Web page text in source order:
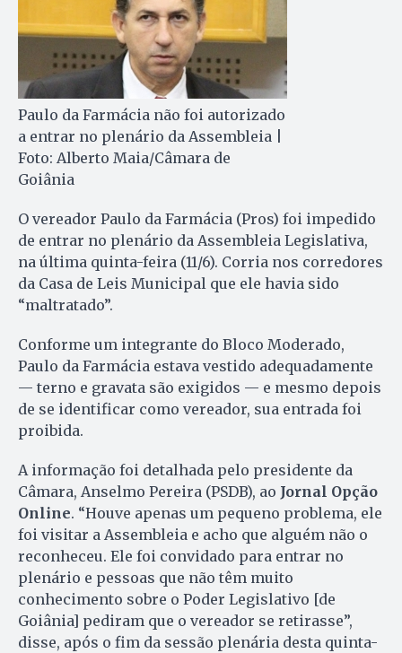
Paulo da Farmácia não foi autorizado
a entrar no plenário da Assembleia |
Foto: Alberto Maia/Câmara de
Goiânia
O vereador Paulo da Farmácia (Pros) foi impedido
de entrar no plenário da Assembleia Legislativa,
na última quinta-feira (11/6). Corria nos corredores
da Casa de Leis Municipal que ele havia sido
“maltratado”.
Conforme um integrante do Bloco Moderado,
Paulo da Farmácia estava vestido adequadamente
— terno e gravata são exigidos — e mesmo depois
de se identificar como vereador, sua entrada foi
proibida.
A informação foi detalhada pelo presidente da
Câmara, Anselmo Pereira (PSDB), ao Jornal Opção
Online. “Houve apenas um pequeno problema, ele
foi visitar a Assembleia e acho que alguém não o
reconheceu. Ele foi convidado para entrar no
plenário e pessoas que não têm muito
conhecimento sobre o Poder Legislativo [de
Goiânia] pediram que o vereador se retirasse”,
disse, após o fim da sessão plenária desta quinta-